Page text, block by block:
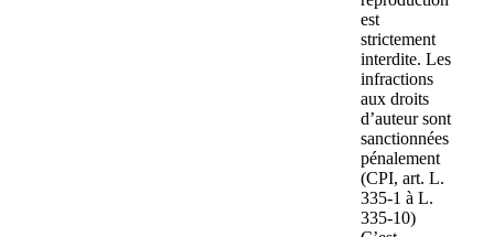
est
strictement
interdite. Les
infractions
aux droits
d’auteur sont
sanctionnées
pénalement
(CPI, art. L.
335-1 à L.
335-10)